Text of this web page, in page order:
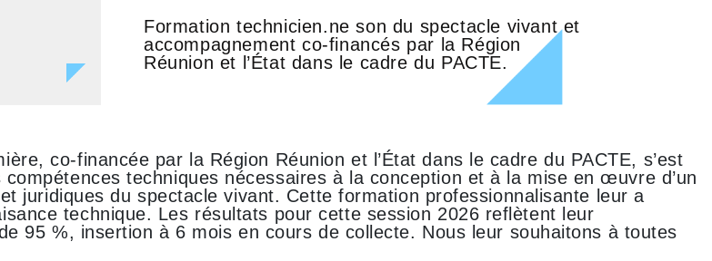
Formation technicien.ne son du spectacle vivant et
accompagnement co-financés par la Région
Réunion et l’État dans le cadre du PACTE.
co‑financée par la Région Réunion et l’État dans le cadre du PACTE, s’est
techniques nécessaires à la conception et à la mise en œuvre d’un
juridiques du spectacle vivant. Cette formation professionnalisante leur a
technique. Les résultats pour cette session 2026 reflètent leur
95 %, insertion à 6 mois en cours de collecte. Nous leur souhaitons à toutes